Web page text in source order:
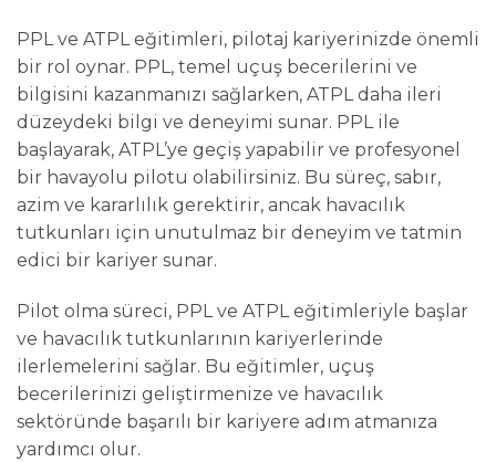
PPL ve ATPL eğitimleri, pilotaj kariyerinizde önemli
bir rol oynar. PPL, temel uçuş becerilerini ve
bilgisini kazanmanızı sağlarken, ATPL daha ileri
düzeydeki bilgi ve deneyimi sunar. PPL ile
başlayarak, ATPL’ye geçiş yapabilir ve profesyonel
bir havayolu pilotu olabilirsiniz. Bu süreç, sabır,
azim ve kararlılık gerektirir, ancak havacılık
tutkunları için unutulmaz bir deneyim ve tatmin
edici bir kariyer sunar.
Pilot olma süreci, PPL ve ATPL eğitimleriyle başlar
ve havacılık tutkunlarının kariyerlerinde
ilerlemelerini sağlar. Bu eğitimler, uçuş
becerilerinizi geliştirmenize ve havacılık
sektöründe başarılı bir kariyere adım atmanıza
yardımcı olur.